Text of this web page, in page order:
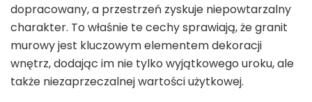
dopracowany, a przestrzeń zyskuje niepowtarzalny
charakter. To właśnie te cechy sprawiają, że granit
murowy jest kluczowym elementem dekoracji
wnętrz, dodając im nie tylko wyjątkowego uroku, ale
także niezaprzeczalnej wartości użytkowej.